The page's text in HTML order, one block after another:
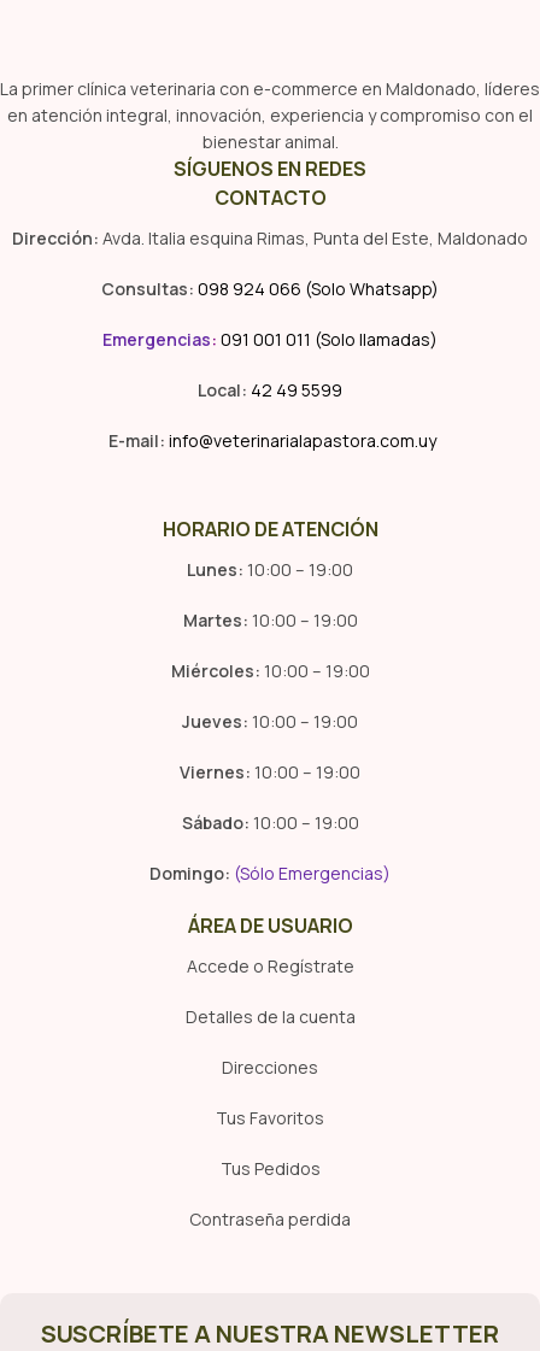
La primer clínica veterinaria con e-commerce en Maldonado, líderes
en atención integral, innovación, experiencia y compromiso con el
bienestar animal.
SÍGUENOS EN REDES
CONTACTO
Dirección: Avda. Italia esquina Rimas, Punta del Este, Maldonado
Consultas: 098 924 066 (Solo Whatsapp)
Emergencias: 091 001 011 (Solo llamadas)
Local: 42 49 5599
E-mail: info@veterinarialapastora.com.uy
HORARIO DE ATENCIÓN
Lunes: 10:00 – 19:00
Martes: 10:00 – 19:00
Miércoles: 10:00 – 19:00
Jueves: 10:00 – 19:00
Viernes: 10:00 – 19:00
Sábado: 10:00 – 19:00
Domingo: (Sólo Emergencias)
ÁREA DE USUARIO
Accede o Regístrate
Detalles de la cuenta
Direcciones
Tus Favoritos
Tus Pedidos
Contraseña perdida
SUSCRÍBETE A NUESTRA NEWSLETTER